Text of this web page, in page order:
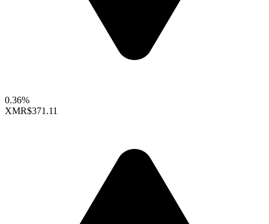
0.36%
XMR$371.11